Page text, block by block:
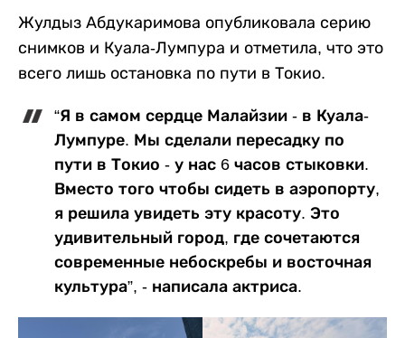
Жулдыз Абдукаримова опубликовала серию
снимков и Куала-Лумпура и отметила, что это
всего лишь остановка по пути в Токио.
“Я в самом сердце Малайзии - в Куала-
Лумпуре. Мы сделали пересадку по
пути в Токио - у нас 6 часов стыковки.
Вместо того чтобы сидеть в аэропорту,
я решила увидеть эту красоту. Это
удивительный город, где сочетаются
современные небоскребы и восточная
культура”, - написала актриса.